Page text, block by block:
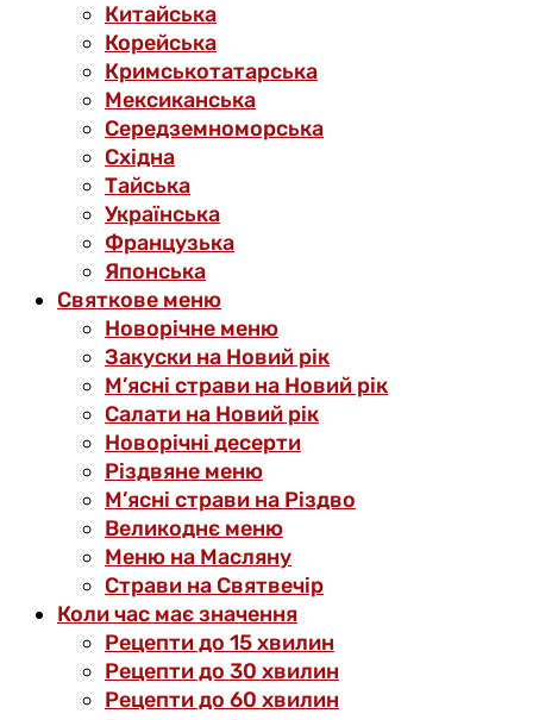
Китайська
Корейська
Кримськотатарська
Мексиканська
Середземноморська
Східна
Тайська
Українська
Французька
Японська
Святкове меню
Новорічне меню
Закуски на Новий рік
М’ясні страви на Новий рік
Салати на Новий рік
Новорічні десерти
Різдвяне меню
М’ясні страви на Різдво
Великоднє меню
Меню на Масляну
Страви на Святвечір
Коли час має значення
Рецепти до 15 хвилин
Рецепти до 30 хвилин
Рецепти до 60 хвилин